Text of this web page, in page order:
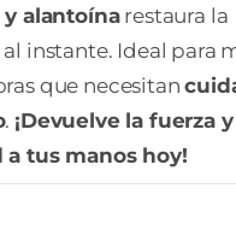
alantoínarestaura la
instante. Ideal para
que necesitan
. ¡Devuelve la fuerza y
a tus manos hoy!